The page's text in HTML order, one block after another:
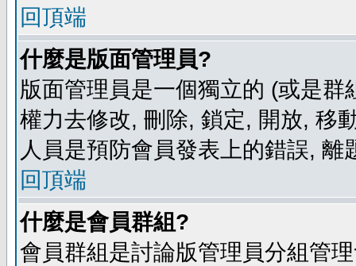
回頂端
什麼是版面管理員?
版面管理員是一個獨立的 (或是
權力去修改, 刪除, 鎖定, 開放, 移
人員是預防會員發表上的錯誤, 離
回頂端
什麼是會員群組?
會員群組是討論版管理員分組管